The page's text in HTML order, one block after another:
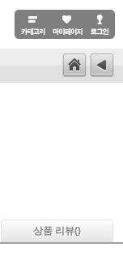
상품 리뷰()